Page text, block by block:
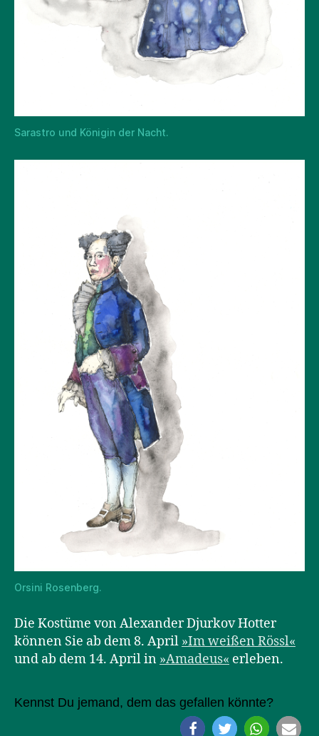
Sarastro und Königin der Nacht.
Orsini Rosenberg.
Die Kostüme von Alexander Djurkov Hotter
können Sie ab dem 8. April »Im weißen Rössl«
und ab dem 14. April in »Amadeus« erleben.
Kennst Du jemand, dem das gefallen könnte?